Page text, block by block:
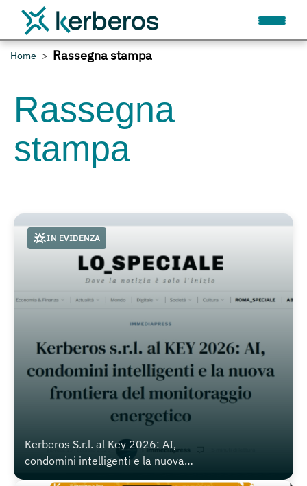
Home Rassegna stampa
Rassegna
stampa
IN EVIDENZA
Kerberos S.r.l. al Key 2026: AI,
condomini intelligenti e la nuova
frontiera del monitoraggio